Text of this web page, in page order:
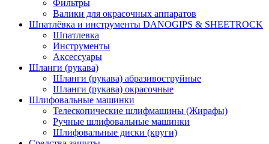
Фильтры
Валики для окрасочных аппаратов
Шпатлёвка и инструменты DANOGIPS & SHEETROCK
Шпатлевка
Инструменты
Аксессуары
Шланги (рукава)
Шланги (рукава) абразивоструйные
Шланги (рукава) окрасочные
Шлифовальные машинки
Телескопические шлифмашины (Жирафы)
Ручные шлифовальные машинки
Шлифовальные диски (круги)